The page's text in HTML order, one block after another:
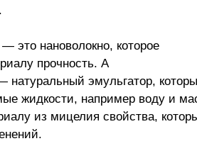
это нановолокно, которое
прочность. А
натуральный эмульгатор,
жидкости, например воду и
из мицелия свойства,